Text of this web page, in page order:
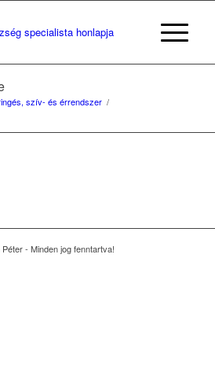
szív- és érrendszer /
- Minden jog fenntartva!